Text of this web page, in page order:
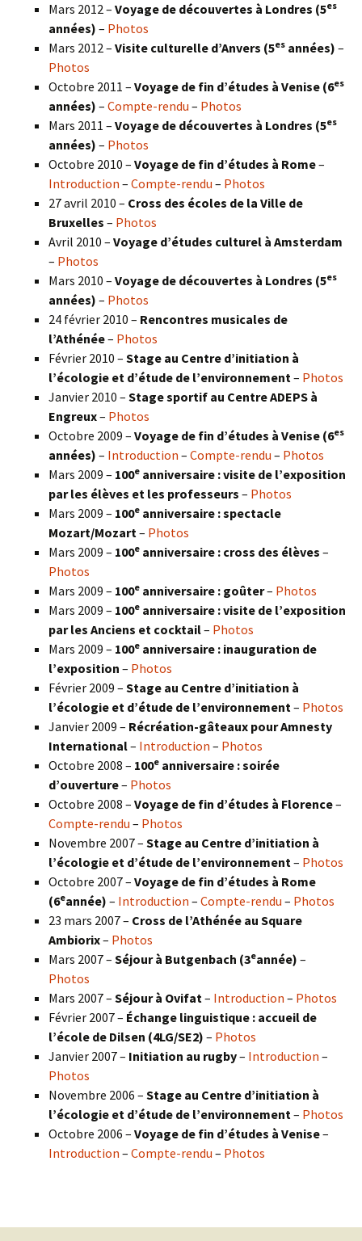
Mars 2012 – Voyage de découvertes à Londres (5es
années) – Photos
Mars 2012 – Visite culturelle d’Anvers (5es années) –
Photos
Octobre 2011 – Voyage de fin d’études à Venise (6es
années) – Compte-rendu – Photos
Mars 2011 – Voyage de découvertes à Londres (5es
années) – Photos
Octobre 2010 – Voyage de fin d’études à Rome–
Introduction – Compte-rendu – Photos
27 avril 2010 – Cross des écoles de la Ville de
Bruxelles – Photos
Avril 2010 – Voyage d’études culturel à Amsterdam
– Photos
Mars 2010 – Voyage de découvertes à Londres (5es
années) – Photos
24 février 2010 – Rencontres musicales de
l’Athénée– Photos
Février 2010 – Stage au Centre d’initiation à
l’écologie et d’étude de l’environnement – Photos
Janvier 2010 – Stage sportif au Centre ADEPS à
Engreux– Photos
Octobre 2009 – Voyage de fin d’études à Venise (6es
années) – Introduction – Compte-rendu – Photos
Mars 2009 – 100e anniversaire : visite de l’exposition
par les élèves et les professeurs – Photos
Mars 2009 – 100e anniversaire : spectacle
Mozart/Mozart – Photos
Mars 2009 – 100e anniversaire : cross des élèves –
Photos
Mars 2009 – 100e anniversaire : goûter– Photos
Mars 2009 – 100e anniversaire : visite de l’exposition
par les Anciens et cocktail– Photos
Mars 2009 – 100e anniversaire : inauguration de
l’exposition – Photos
Février 2009 – Stage au Centre d’initiation à
l’écologie et d’étude de l’environnement – Photos
Janvier 2009 – Récréation-gâteaux pour Amnesty
International– Introduction – Photos
Octobre 2008 – 100e anniversaire : soirée
d’ouverture– Photos
Octobre 2008 – Voyage de fin d’études à Florence–
Compte-rendu – Photos
Novembre 2007 – Stage au Centre d’initiation à
l’écologie et d’étude de l’environnement – Photos
Octobre 2007 – Voyage de fin d’études à Rome
(6eannée) – Introduction – Compte-rendu – Photos
23 mars 2007 – Cross de l’Athénée au Square
Ambiorix– Photos
Mars 2007 – Séjour à Butgenbach (3eannée) –
Photos
Mars 2007 – Séjour à Ovifat – Introduction – Photos
Février 2007 – Échange linguistique : accueil de
l’école de Dilsen (4LG/SE2) – Photos
Janvier 2007 – Initiation au rugby– Introduction –
Photos
Novembre 2006 – Stage au Centre d’initiation à
l’écologie et d’étude de l’environnement – Photos
Octobre 2006 – Voyage de fin d’études à Venise–
Introduction – Compte-rendu – Photos